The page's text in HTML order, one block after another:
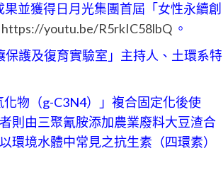
並獲得日月光集團首屆「女性永續創
https://youtu.be/R5rkIC58lbQ 。
護及復育實驗室」主持人、土環系特
物（g-C3N4）」複合固定化後使
則由三聚氰胺添加農業廢料大豆渣合
境水體中常見之抗生素（四環素）